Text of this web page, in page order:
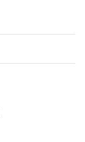
Найти: